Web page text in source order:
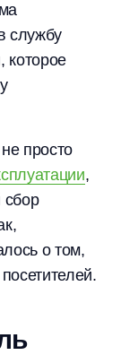
службу
которое
просто
,
сбор
о том,